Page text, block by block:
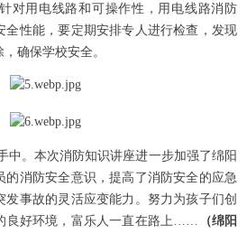
对用电线路和可操作性，用电线路消防
全性能，要定期安排专人进行检查，发现
确保学校安全。
中。本次消防知识讲座进一步加强了绵阳
的消防安全意识，提高了消防安全的应急
事故的灵活应变能力。努力为孩子们创
良好环境，富乐人一直在路上……
（绵阳